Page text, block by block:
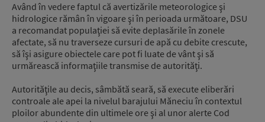
Având în vedere faptul că avertizările meteorologice şi
hidrologice rămân în vigoare şi în perioada următoare, DSU
a recomandat populaţiei să evite deplasările în zonele
afectate, să nu traverseze cursuri de apă cu debite crescute,
să îşi asigure obiectele care pot fi luate de vânt şi să
urmărească informaţiile transmise de autorităţi.
Autorităţile au decis, sâmbătă seară, să execute eliberări
controale ale apei la nivelul barajului Măneciu în contextul
ploilor abundente din ultimele ore şi al unor alerte Cod